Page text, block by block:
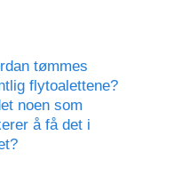
tømmes
flytoalettene?
noen som
å få det i